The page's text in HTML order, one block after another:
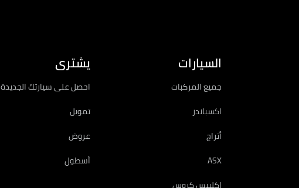
السيارات
جميع المركبات
اكسباندر
أتراج
ASX
إكليبس كروس
يشترى
احصل على سيارتك الجديدة
تمويل
عروض
أسطول